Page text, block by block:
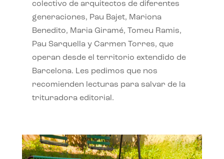
colectivo de arquitectos de diferentes
generaciones, Pau Bajet, Mariona
Benedito, Maria Giramé, Tomeu Ramis,
Pau Sarquella y Carmen Torres, que
operan desde el territorio extendido de
Barcelona. Les pedimos que nos
recomienden lecturas para salvar de la
trituradora editorial.